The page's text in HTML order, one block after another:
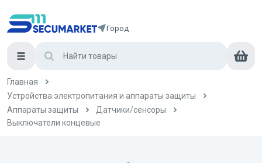
Город
Главная
Устройства электропитания и аппараты защиты
Аппараты защиты
Датчики/сенсоры
Выключатели концевые